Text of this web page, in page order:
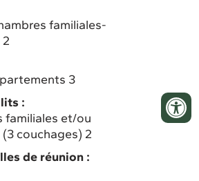
familiales-
3
:
familiales et/ou
couchages) 2
de réunion :